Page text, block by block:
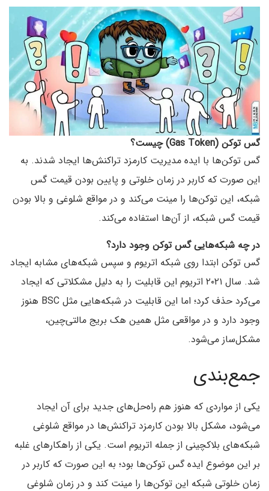
گس توکن (Gas Token) چیست؟
گس توکن‌‌ها با ایده مدیریت کارمزد تراکنش‌ها ایجاد شدند. به
این صورت که کاربر در زمان خلوتی و پایین بودن قیمت گس
شبکه، این توکن‌ها را مینت می‌کند و در مواقع شلوغی و بالا بودن
قیمت گس شبکه،‌ از آن‌ها استفاده می‌‌کند.
در چه شبکه‌هایی گس توکن وجود دارد؟
گس توکن ابتدا روی شبکه اتریوم و سپس شبکه‌های مشابه ایجاد
شد. سال ۲۰۲۱ اتریوم این قابلیت را به دلیل مشکلاتی که ایجاد
می‌کرد حذف کرد؛ اما این قابلیت در شبکه‌هایی مثل BSC هنوز
وجود دارد و در مواقعی مثل همین هک بریج مالتی‌چین،
مشکل‌ساز می‌شود.
جمع‌بندی
یکی از مواردی که هنوز هم راه‌حل‌های جدید برای آن ایجاد
می‌شود، مشکل بالا بودن کارمزد تراکنش‌ها در مواقع شلوغی
شبکه‌های بلاکچینی از جمله اتریوم است. یکی از راهکارهای غلبه
بر این موضوع ایده گس توکن‌ها بود؛ به این صورت که کاربر در
زمان خلوتی شبکه این توکن‌ها را مینت کند و در زمان شلوغی